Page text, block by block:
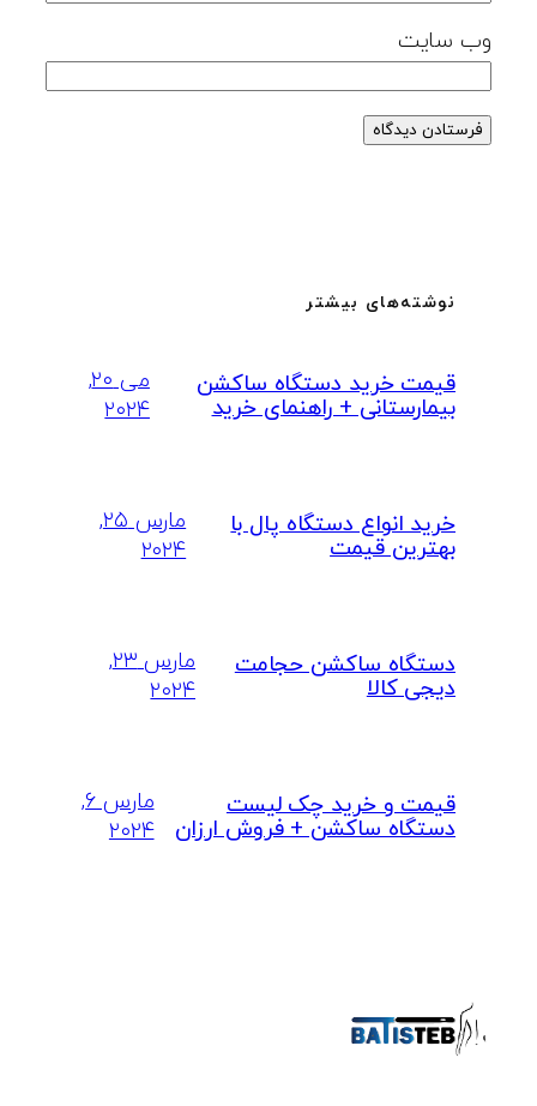
وب‌ سایت
نوشته‌های بیشتر
قیمت خرید دستگاه ساکشن
بیمارستانی + راهنمای خرید
می ۲۰,
۲۰۲۴
خرید انواع دستگاه پال با
بهترین قیمت
مارس ۲۵,
۲۰۲۴
دستگاه ساکشن حجامت
دیجی کالا
مارس ۲۳,
۲۰۲۴
قیمت و خرید چک لیست
دستگاه ساکشن + فروش ارزان
مارس ۶,
۲۰۲۴